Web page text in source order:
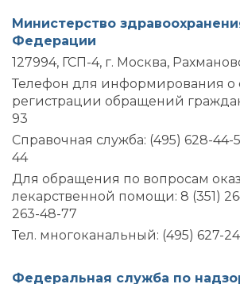
Министерство
Федерации
127994, ГСП-4, г. Москва,
Телефон для информирования о
регистрации обращений
93
Справочная служба: (495) 628-44-
44
Для обращения по вопросам
лекарственной помощи: 8 (351)
263-48-77
Тел. многоканальный: (495) 627-
Федеральная служба по